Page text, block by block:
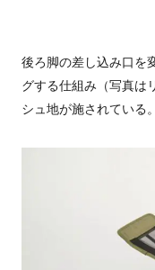
後ろ脚の差し込み口を
グする仕組み（写真は
シュ地が施されている。